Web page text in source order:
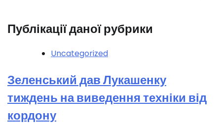
Публікації даної рубрики
Uncategorized
Зеленський дав Лукашенку
тиждень на виведення техніки від
кордону